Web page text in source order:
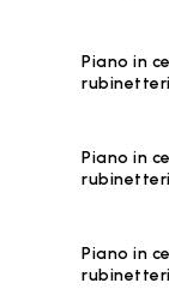
Piano in
Piano in
Piano in